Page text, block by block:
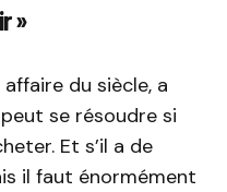
»
du siècle, a
se résoudre si
Et s’il a de
il faut énormément